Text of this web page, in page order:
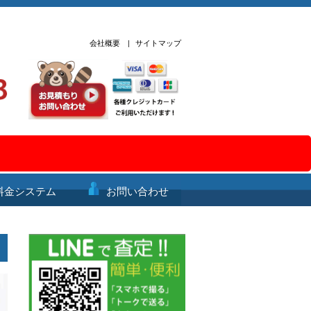
会社概要 | サイトマップ
金システム お問い合わせ